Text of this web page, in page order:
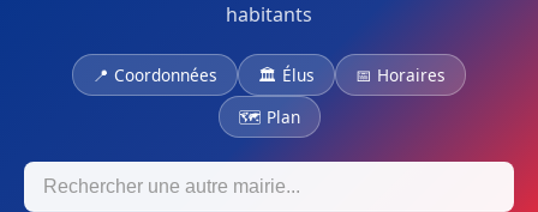
habitants
📍 Coordonnées 🏛 Élus
📅 Horaires
🗺 Plan